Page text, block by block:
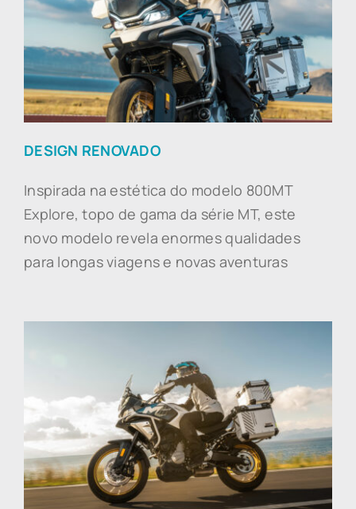
DESIGN RENOVADO
Inspirada na estética do modelo 800MT
Explore, topo de gama da série MT, este
novo modelo revela enormes qualidades
para longas viagens e novas aventuras